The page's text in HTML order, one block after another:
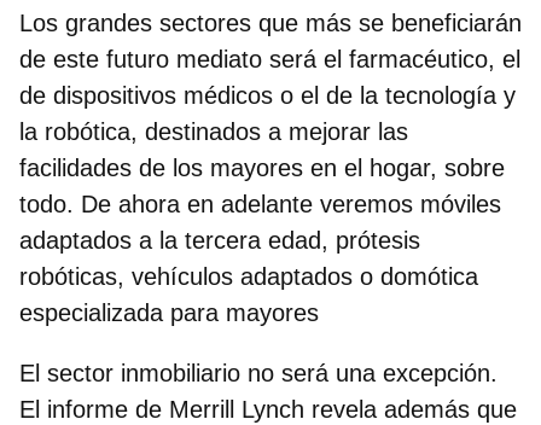
Los grandes sectores que más se beneficiarán
de este futuro mediato será el farmacéutico, el
de dispositivos médicos o el de la tecnología y
la robótica, destinados a mejorar las
facilidades de los mayores en el hogar, sobre
todo. De ahora en adelante veremos móviles
adaptados a la tercera edad, prótesis
robóticas, vehículos adaptados o domótica
especializada para mayores
El sector inmobiliario no será una excepción.
El informe de Merrill Lynch revela además que